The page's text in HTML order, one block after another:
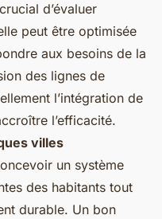
d’évaluer
peut être optimisée
aux besoins de la
des lignes de
l’intégration de
l’efficacité.
villes
un système
des habitants tout
durable. Un bon